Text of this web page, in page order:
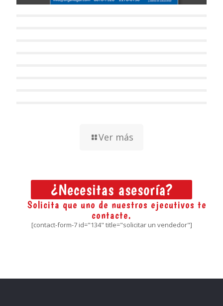
Ver más
¿Necesitas asesoría?
Solicita que uno de nuestros ejecutivos te
contacte.
[contact-form-7 id="134" title="solicitar un vendedor"]